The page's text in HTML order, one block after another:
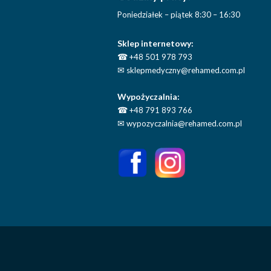
Poniedziałek – piątek 8:30 – 16:30
Sklep internetowy:
☎+48 501 978 793
✉ sklepmedyczny@rehamed.com.pl
Wypożyczalnia:
☎+48 791 893 766
✉ wypozyczalnia@rehamed.com.pl